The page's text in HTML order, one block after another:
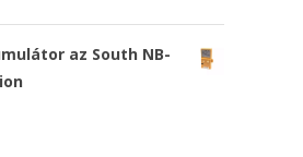
az South NB-